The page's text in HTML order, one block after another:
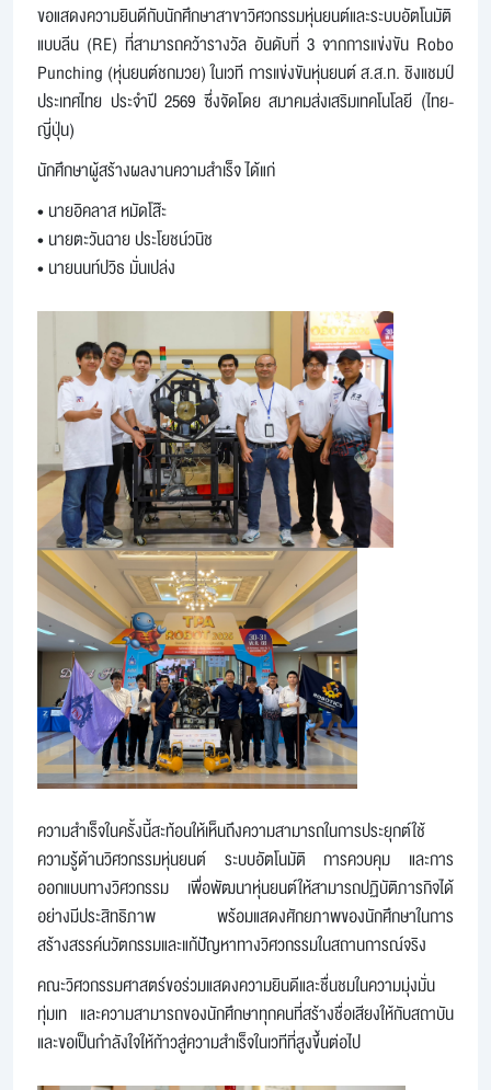
ขอแสดงความยินดีกับนักศึกษาสาขาวิศวกรรมหุ่นยนต์และระบบอัตโนมัติ
แบบลีน (RE) ที่สามารถคว้ารางวัล อันดับที่ 3 จากการแข่งขัน Robo
Punching (หุ่นยนต์ชกมวย) ในเวที การแข่งขันหุ่นยนต์ ส.ส.ท. ชิงแชมป์
ประเทศไทย ประจำปี 2569 ซึ่งจัดโดย สมาคมส่งเสริมเทคโนโลยี (ไทย-
ญี่ปุ่น)
นักศึกษาผู้สร้างผลงานความสำเร็จ ได้แก่
• นายอิคลาส หมัดโส๊ะ
• นายตะวันฉาย ประโยชน์วนิช
• นายนนท์ปวิธ มั่นเปล่ง
ความสำเร็จในครั้งนี้สะท้อนให้เห็นถึงความสามารถในการประยุกต์ใช้
ความรู้ด้านวิศวกรรมหุ่นยนต์ ระบบอัตโนมัติ การควบคุม และการ
ออกแบบทางวิศวกรรม เพื่อพัฒนาหุ่นยนต์ให้สามารถปฏิบัติภารกิจได้
อย่างมีประสิทธิภาพ พร้อมแสดงศักยภาพของนักศึกษาในการ
สร้างสรรค์นวัตกรรมและแก้ปัญหาทางวิศวกรรมในสถานการณ์จริง
คณะวิศวกรรมศาสตร์ขอร่วมแสดงความยินดีและชื่นชมในความมุ่งมั่น
ทุ่มเท และความสามารถของนักศึกษาทุกคนที่สร้างชื่อเสียงให้กับสถาบัน
และขอเป็นกำลังใจให้ก้าวสู่ความสำเร็จในเวทีที่สูงขึ้นต่อไป